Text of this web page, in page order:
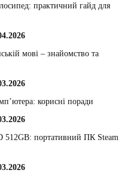
практичний гайд для
мові – знайомство та
корисні поради
512GB: портативний ПК Steam